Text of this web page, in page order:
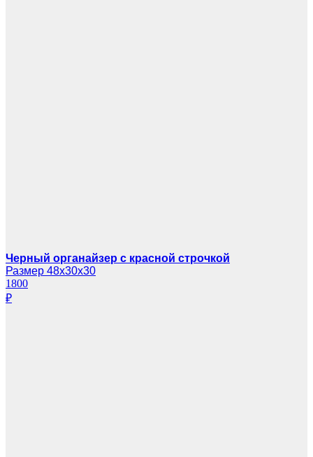
Черный органайзер с красной строчкой
Размер 48х30х30
1800
₽